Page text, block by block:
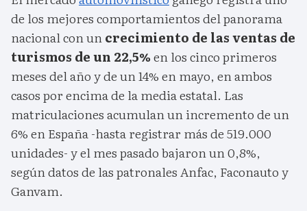
de los mejores comportamientos del panorama
nacional con uncrecimiento de las ventas de
turismos de un 22,5%en los cinco primeros
meses del año y de un 14% en mayo, en ambos
casos por encima de la media estatal. Las
matriculaciones acumulan un incremento de un
6% en España -hasta registrar más de 519.000
unidades- y el mes pasado bajaron un 0,8%,
según datos de las patronales Anfac, Faconauto y
Ganvam.